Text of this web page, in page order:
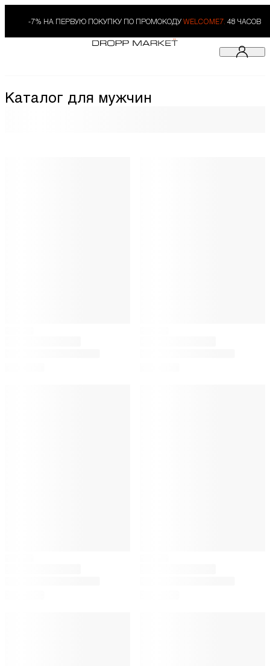
-7% НА ПЕРВУЮ ПОКУПКУ ПО ПРОМОКОДУ WELCOME7. 48 ЧАСОВ
Каталог для мужчин